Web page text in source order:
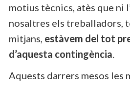
motius tècnics, atès que ni
nosaltres els treballadors,
mitjans, estàvem del tot
d’aquesta contingència.
Aquests darrers mesos les